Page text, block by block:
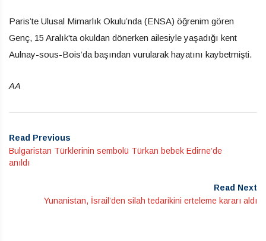
Paris’te Ulusal Mimarlık Okulu’nda (ENSA) öğrenim gören
Genç, 15 Aralık’ta okuldan dönerken ailesiyle yaşadığı kent
Aulnay-sous-Bois’da başından vurularak hayatını kaybetmişti.
AA
Read Previous
Bulgaristan Türklerinin sembolü Türkan bebek Edirne’de
anıldı
Read Next
Yunanistan, İsrail’den silah tedarikini erteleme kararı aldı